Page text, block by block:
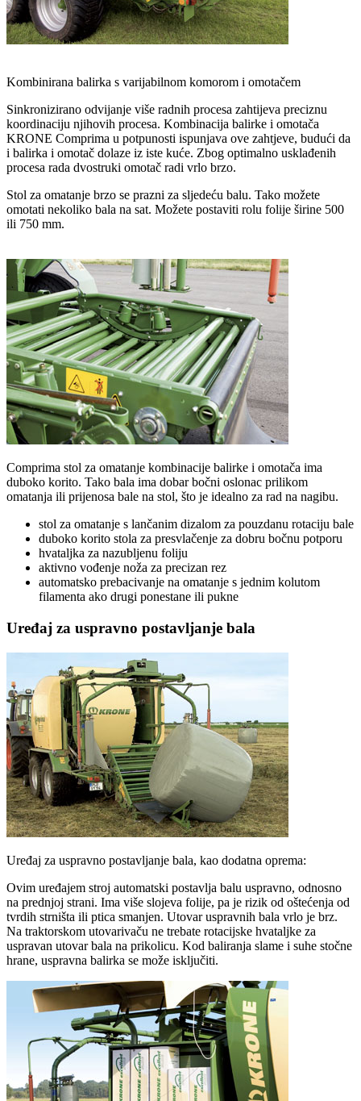
Kombinirana balirka s varijabilnom komorom i omotačem
Sinkronizirano odvijanje više radnih procesa zahtijeva preciznu
koordinaciju njihovih procesa. Kombinacija balirke i omotača
KRONE Comprima u potpunosti ispunjava ove zahtjeve, budući da
i balirka i omotač dolaze iz iste kuće. Zbog optimalno usklađenih
procesa rada dvostruki omotač radi vrlo brzo.
Stol za omatanje brzo se prazni za sljedeću balu. Tako možete
omotati nekoliko bala na sat. Možete postaviti rolu folije širine 500
ili 750 mm.
Comprima stol za omatanje kombinacije balirke i omotača ima
duboko korito. Tako bala ima dobar bočni oslonac prilikom
omatanja ili prijenosa bale na stol, što je idealno za rad na nagibu.
stol za omatanje s lančanim dizalom za pouzdanu rotaciju bale
duboko korito stola za presvlačenje za dobru bočnu potporu
hvataljka za nazubljenu foliju
aktivno vođenje noža za precizan rez
automatsko prebacivanje na omatanje s jednim kolutom
filamenta ako drugi ponestane ili pukne
Uređaj za uspravno postavljanje bala
Uređaj za uspravno postavljanje bala, kao dodatna oprema:
Ovim uređajem stroj automatski postavlja balu uspravno, odnosno
na prednjoj strani. Ima više slojeva folije, pa je rizik od oštećenja od
tvrdih strništa ili ptica smanjen. Utovar uspravnih bala vrlo je brz.
Na traktorskom utovarivaču ne trebate rotacijske hvataljke za
uspravan utovar bala na prikolicu. Kod baliranja slame i suhe stočne
hrane, uspravna balirka se može isključiti.